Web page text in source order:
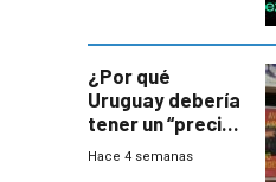
¿Por qué
Uruguay debería
tener un “precio
único” en los
Hace 4 semanas